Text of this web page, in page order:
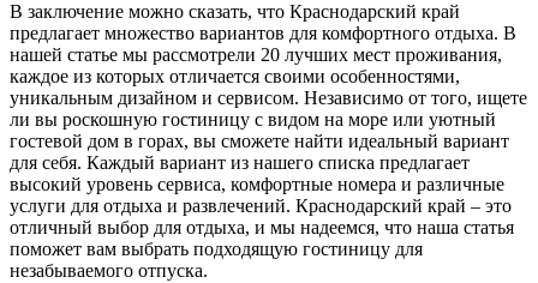
В заключение можно сказать, что Краснодарский край
предлагает множество вариантов для комфортного отдыха. В
нашей статье мы рассмотрели 20 лучших мест проживания,
каждое из которых отличается своими особенностями,
уникальным дизайном и сервисом. Независимо от того, ищете
ли вы роскошную гостиницу с видом на море или уютный
гостевой дом в горах, вы сможете найти идеальный вариант
для себя. Каждый вариант из нашего списка предлагает
высокий уровень сервиса, комфортные номера и различные
услуги для отдыха и развлечений. Краснодарский край – это
отличный выбор для отдыха, и мы надеемся, что наша статья
поможет вам выбрать подходящую гостиницу для
незабываемого отпуска.